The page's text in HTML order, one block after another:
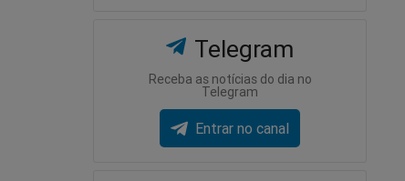
Telegram
Receba as notícias do dia no
Telegram
Entrar no canal